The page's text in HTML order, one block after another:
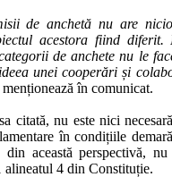
de anchetă nu are
acestora fiind diferit.
de anchete nu le
unei cooperări și
menționează în comunicat.
citată, nu este nici
în condițiile
această perspectivă,
4 din Constituție.